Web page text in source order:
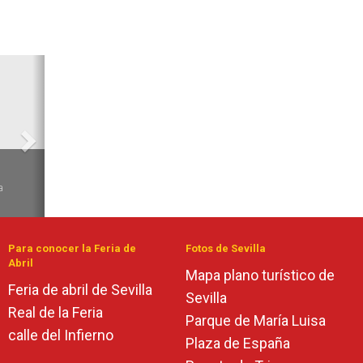
Para conocer la Feria de
Abril
Feria de abril de Sevilla
Real de la Feria
calle del Infierno
Fotos de Sevilla
Mapa plano turístico de
Sevilla
Parque de María Luisa
Plaza de España